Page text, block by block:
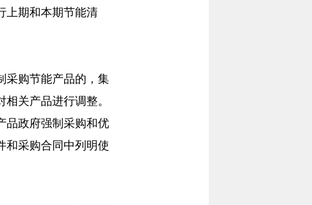
上期和本期节能清
购节能产品的，集
关产品进行调整。
品政府强制采购和优
和采购合同中列明使